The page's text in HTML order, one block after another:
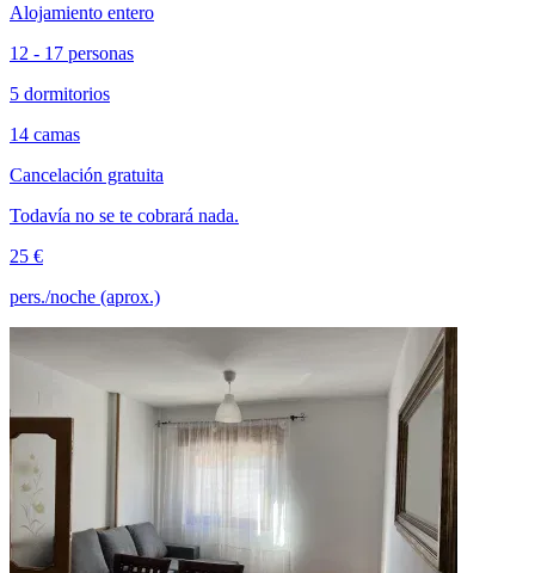
Alojamiento entero
12 - 17 personas
5 dormitorios
14 camas
Cancelación gratuita
Todavía no se te cobrará nada.
25 €
pers./noche (aprox.)